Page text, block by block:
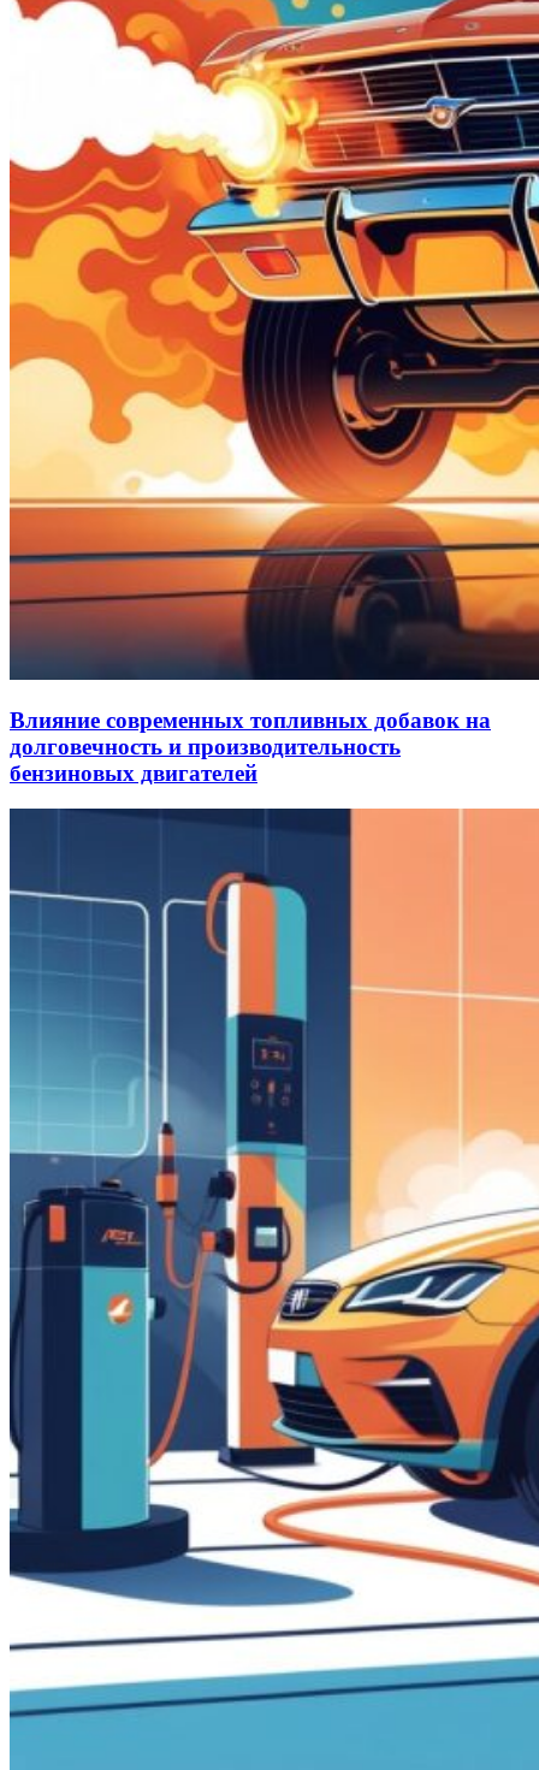
Влияние современных топливных добавок на
долговечность и производительность
бензиновых двигателей